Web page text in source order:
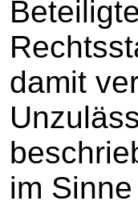
damit
im